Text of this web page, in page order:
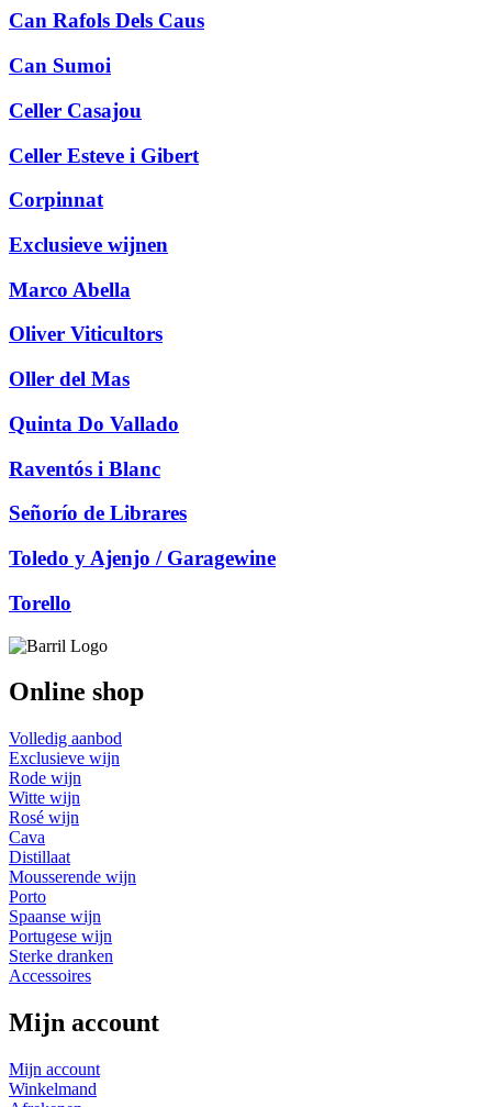
Can Rafols Dels Caus
Can Sumoi
Celler Casajou
Celler Esteve i Gibert
Corpinnat
Exclusieve wijnen
Marco Abella
Oliver Viticultors
Oller del Mas
Quinta Do Vallado
Raventós i Blanc
Señorío de Librares
Toledo y Ajenjo / Garagewine
Torello
Online shop
Volledig aanbod
Exclusieve wijn
Rode wijn
Witte wijn
Rosé wijn
Cava
Distillaat
Mousserende wijn
Porto
Spaanse wijn
Portugese wijn
Sterke dranken
Accessoires
Mijn account
Mijn account
Winkelmand